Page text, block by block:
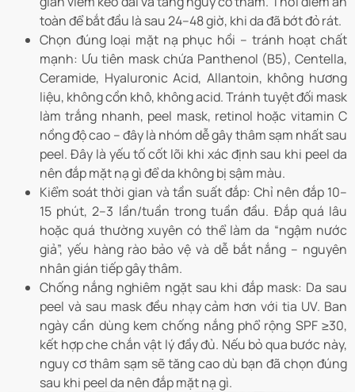
toàn để bắt đầu là sau 24–48 giờ, khi da đã bớt đỏ rát.
Chọn đúng loại mặt nạ phục hồi – tránh hoạt chất
mạnh: Ưu tiên mask chứa Panthenol (B5), Centella,
Ceramide, Hyaluronic Acid, Allantoin, không hương
liệu, không cồn khô, không acid. Tránh tuyệt đối mask
làm trắng nhanh, peel mask, retinol hoặc vitamin C
nồng độ cao – đây là nhóm dễ gây thâm sạm nhất sau
peel. Đây là yếu tố cốt lõi khi xác định sau khi peel da
nên đắp mặt nạ gì để da không bị sậm màu.
Kiểm soát thời gian và tần suất đắp: Chỉ nên đắp 10–
15 phút, 2–3 lần/tuần trong tuần đầu. Đắp quá lâu
hoặc quá thường xuyên có thể làm da “ngậm nước
giả”, yếu hàng rào bảo vệ và dễ bắt nắng – nguyên
nhân gián tiếp gây thâm.
Chống nắng nghiêm ngặt sau khi đắp mask: Da sau
peel và sau mask đều nhạy cảm hơn với tia UV. Ban
ngày cần dùng kem chống nắng phổ rộng SPF ≥30,
kết hợp che chắn vật lý đầy đủ. Nếu bỏ qua bước này,
nguy cơ thâm sạm sẽ tăng cao dù bạn đã chọn đúng
sau khi peel da nên đắp mặt nạ gì.